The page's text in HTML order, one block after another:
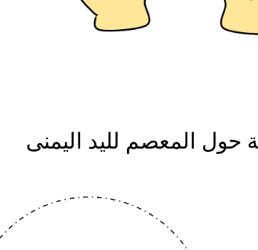
المعصم لليد اليمنى